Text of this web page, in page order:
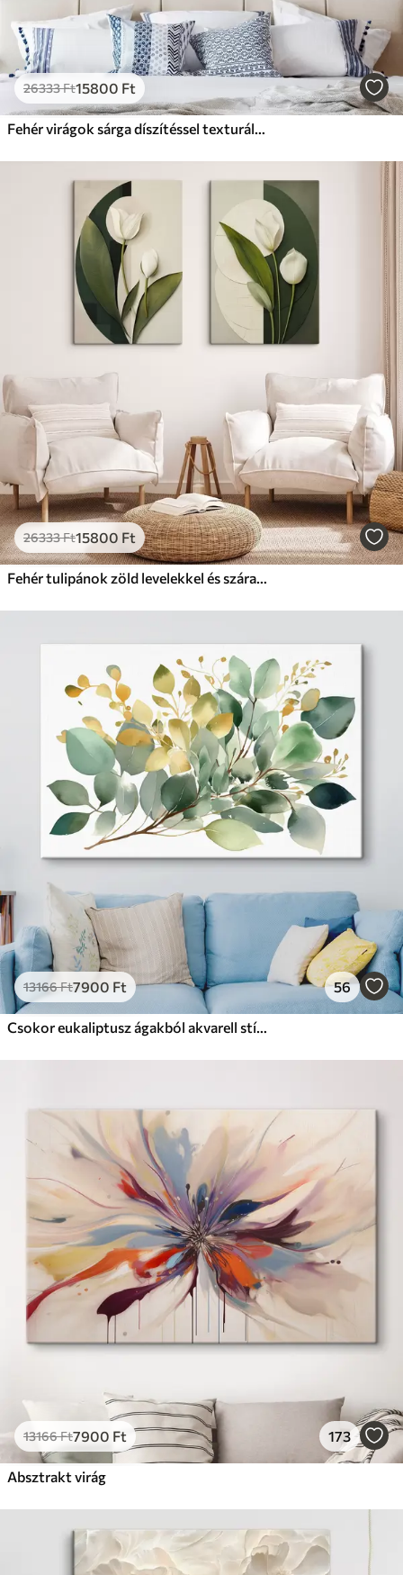
26333Ft15800 Ft
Fehér virágok sárga díszítéssel texturált háttér előtt
26333Ft15800 Ft
Fehér tulipánok zöld levelekkel és szárakkal, absztrakt művészet
13166Ft7900 Ft 56
Csokor eukaliptusz ágakból akvarell stílusban
13166Ft7900 Ft 173
Absztrakt virág